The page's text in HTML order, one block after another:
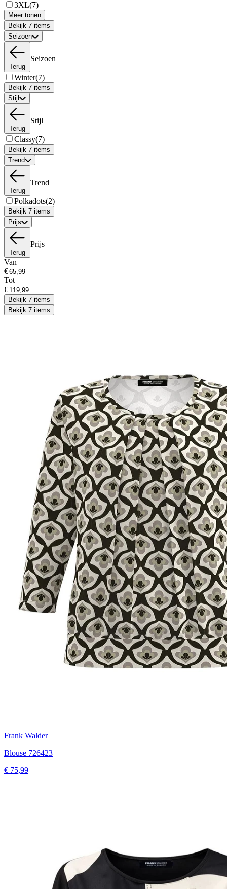
3XL(7)
Meer tonen
Bekijk 7 items
Seizoen
Terug
Seizoen
Winter(7)
Bekijk 7 items
Stijl
Terug
Stijl
Classy(7)
Bekijk 7 items
Trend
Terug
Trend
Polkadots(2)
Bekijk 7 items
Prijs
Terug
Prijs
Van
€
Tot
€
Bekijk 7 items
Bekijk 7 items
Frank Walder
Blouse 726423
€ 75,99